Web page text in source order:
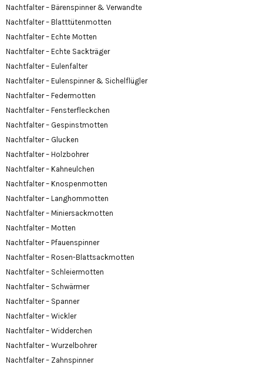
Nachtfalter – Bärenspinner & Verwandte
Nachtfalter – Blatttütenmotten
Nachtfalter – Echte Motten
Nachtfalter – Echte Sackträger
Nachtfalter – Eulenfalter
Nachtfalter – Eulenspinner & Sichelflügler
Nachtfalter – Federmotten
Nachtfalter – Fensterfleckchen
Nachtfalter – Gespinstmotten
Nachtfalter – Glucken
Nachtfalter – Holzbohrer
Nachtfalter – Kahneulchen
Nachtfalter – Knospenmotten
Nachtfalter – Langhornmotten
Nachtfalter – Miniersackmotten
Nachtfalter – Motten
Nachtfalter – Pfauenspinner
Nachtfalter – Rosen-Blattsackmotten
Nachtfalter – Schleiermotten
Nachtfalter – Schwärmer
Nachtfalter – Spanner
Nachtfalter – Wickler
Nachtfalter – Widderchen
Nachtfalter – Wurzelbohrer
Nachtfalter – Zahnspinner